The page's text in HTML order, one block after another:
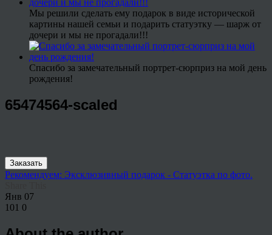
Мы решили сделать ему подарок в виде исторической
картины нашей семьи и подарить статуэтку — шарж от
дочери и мы не прогадали!!!
Спасибо за замечательный портрет-сюрприз на мой день
рождения!
65474564-scaled
Заказать
Рекомендуем: Эксклюзивный подарок - Статуэтка по фото.
Янв 07
101 0